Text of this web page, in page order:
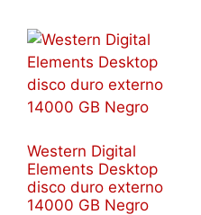
Western Digital
Elements Desktop
disco duro externo
14000 GB Negro